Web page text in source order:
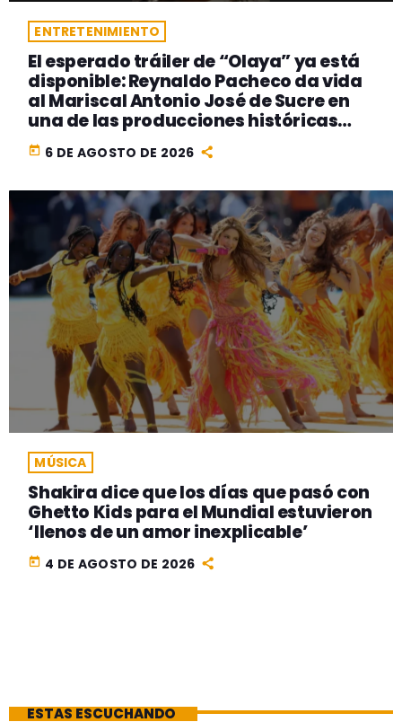
ENTRETENIMIENTO
El esperado tráiler de “Olaya” ya está
disponible: Reynaldo Pacheco da vida
al Mariscal Antonio José de Sucre en
una de las producciones históricas
más ambiciosas del cine peruano
today 6 DE AGOSTO DE 2026
MÚSICA
Shakira dice que los días que pasó con
Ghetto Kids para el Mundial estuvieron
‘llenos de un amor inexplicable’
today 4 DE AGOSTO DE 2026
ESTAS ESCUCHANDO